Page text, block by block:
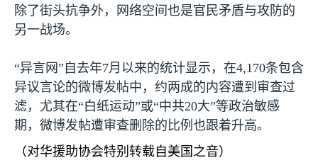
除了街头抗争外，网络空间也是官民矛盾与攻防的
另一战场。
“异言网”自去年7月以来的统计显示，在4,170条包含
异议言论的微博发帖中，约两成的内容遭到审查过
滤，尤其在“白纸运动”或“中共20大”等政治敏感
期，微博发帖遭审查删除的比例也跟着升高。
（对华援助协会特别转载自美国之音）